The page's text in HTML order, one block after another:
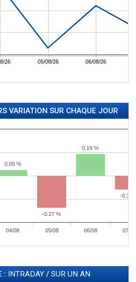
VARIATION SUR CHAQUE JOUR
: INTRADAY / SUR UN AN